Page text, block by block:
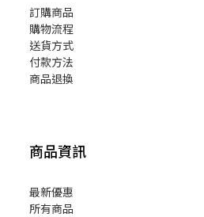
訂購商品
購物流程
送貨方式
付款方法
商品退換
商品資訊
最新優惠
所有商品